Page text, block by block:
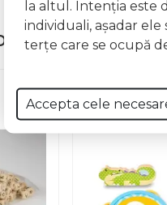
la altul. Intenţia este
individuali, aşadar
terţe care se ocupă
Accepta cele